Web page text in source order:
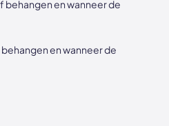
behangen en wanneer de
en wanneer de